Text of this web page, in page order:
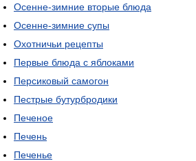
Осенне-зимние вторые блюда
Осенне-зимние супы
Охотничьи рецепты
Первые блюда с яблоками
Персиковый самогон
Пестрые бутурбродики
Печеное
Печень
Печенье